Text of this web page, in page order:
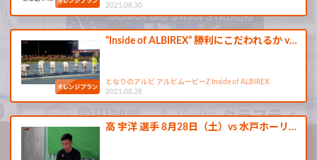
2021.08.30
“Inside of ALBIREX” 勝利にこだわれるか v…
となりのアルビ アルビムービーZ Inside of ALBIREX
2021.08.28
高 宇洋 選手 8月28日（土）vs 水戸ホーリ…